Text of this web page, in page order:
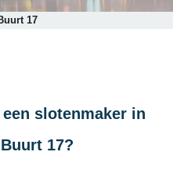
17
slotenmaker in
17?